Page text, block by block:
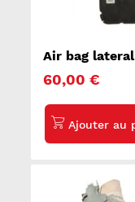
Air bag lateral
CLASSE C 203
60,00 €